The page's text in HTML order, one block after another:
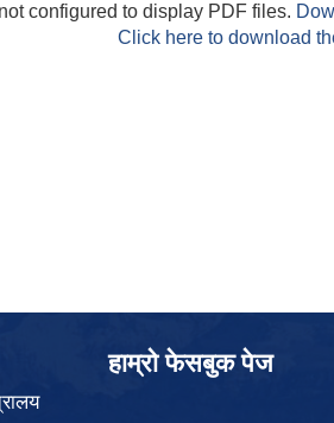
configured to display PDF files.
Click here to download
हाम्रो फेसबुक पेज